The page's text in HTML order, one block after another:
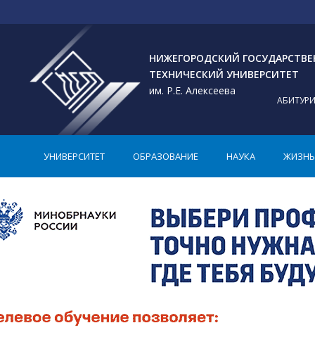
НИЖЕГОРОДСКИЙ
ТЕХНИЧЕСКИЙ УНИВЕРСИТЕТ
им. Р.Е. Алексеева
УНИВЕРСИТЕТ ОБРАЗОВАНИЕ НАУКА ЖИЗНЬ